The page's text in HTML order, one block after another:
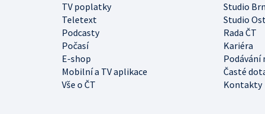
TV poplatky
Studio
Teletext
Studio
Podcasty
Rada ČT
Počasí
Kariéra
E-shop
Podávání
Mobilní a TV aplikace
Časté
Vše o ČT
Kontakty